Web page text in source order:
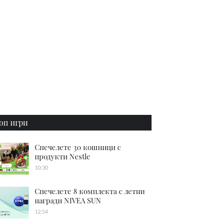
игри
Спечелете 30 кошници с
продукти Nestle
10:30
Спечелете 8 комплекта с летни
награди NIVEA SUN
12:54